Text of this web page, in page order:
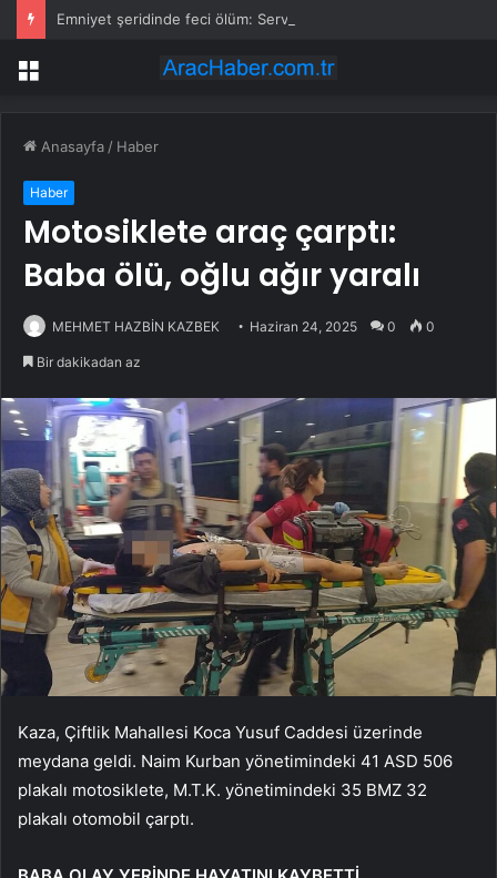
Menü
Anasayfa / Haber
Haber
Motosiklete araç çarptı:
Baba ölü, oğlu ağır yaralı
MEHMET HAZBİN KAZBEK Haziran 24, 2025 0 0
Bir dakikadan az
Kaza, Çiftlik Mahallesi Koca Yusuf Caddesi üzerinde
meydana geldi. Naim Kurban yönetimindeki 41 ASD 506
plakalı motosiklete, M.T.K. yönetimindeki 35 BMZ 32
plakalı otomobil çarptı.